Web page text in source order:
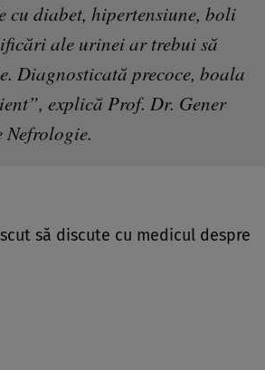
cu diabet, hipertensiune, boli
ale urinei ar trebui să
Diagnosticată precoce, boala
explică Prof. Dr. Gener
Nefrologie.
să discute cu medicul despre